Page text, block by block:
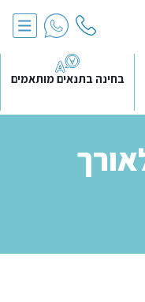
בחינה בתנאים מותאמים